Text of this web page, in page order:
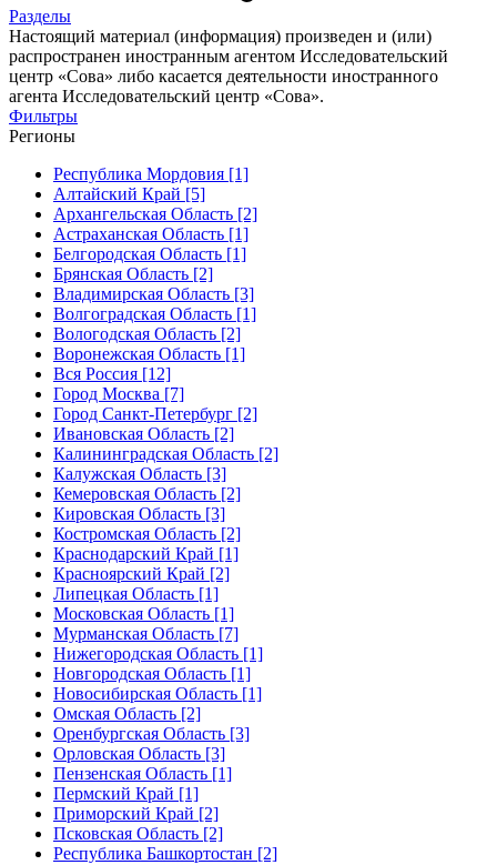
Разделы
Настоящий материал (информация) произведен и (или)
распространен иностранным агентом Исследовательский
центр «Сова» либо касается деятельности иностранного
агента Исследовательский центр «Сова».
Фильтры
Регионы
Республика Мордовия [1]
Алтайский Край [5]
Архангельская Область [2]
Астраханская Область [1]
Белгородская Область [1]
Брянская Область [2]
Владимирская Область [3]
Волгоградская Область [1]
Вологодская Область [2]
Воронежская Область [1]
Вся Россия [12]
Город Москва [7]
Город Санкт-Петербург [2]
Ивановская Область [2]
Калининградская Область [2]
Калужская Область [3]
Кемеровская Область [2]
Кировская Область [3]
Костромская Область [2]
Краснодарский Край [1]
Красноярский Край [2]
Липецкая Область [1]
Московская Область [1]
Мурманская Область [7]
Нижегородская Область [1]
Новгородская Область [1]
Новосибирская Область [1]
Омская Область [2]
Оренбургская Область [3]
Орловская Область [3]
Пензенская Область [1]
Пермский Край [1]
Приморский Край [2]
Псковская Область [2]
Республика Башкортостан [2]